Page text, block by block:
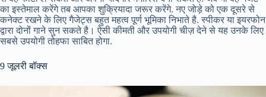
का इस्तेमाल करेंगे तब आपका शुक्रियादा जरूर करेंगे. नए जोड़े को एक दूसरे से
कनेक्ट रखने के लिए गैजेट्स बहुत महत्व पूर्ण भूमिका निभाते है. स्पीकर या इयरफोन
द्वारा दोनों गाने सुन सकते है। ऐसी कीमती और उपयोगी चीज़ देने से यह उनके लिए
सबसे उपयोगी तोहफा साबित होगा.
9 जूलरी बॉक्स